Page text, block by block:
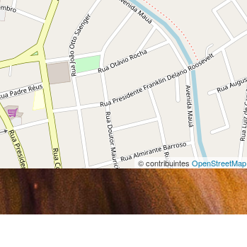
© contribuintesOpenStreetMap